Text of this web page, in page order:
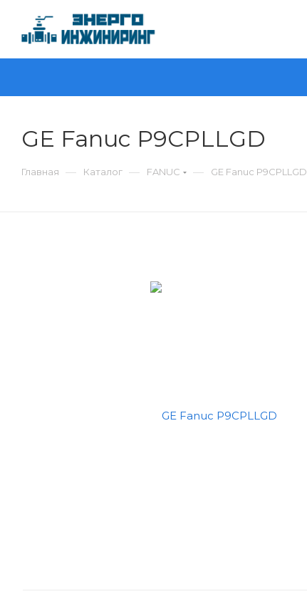
GE Fanuc P9CPLLGD
Главная — Каталог — FANUC — GE Fanuc P9CPLLGD